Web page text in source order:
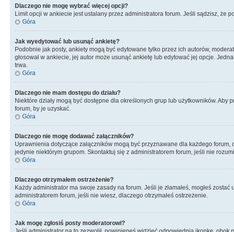
Dlaczego nie mogę wybrać więcej opcji?
Limit opcji w ankiecie jest ustalany przez administratora forum. Jeśli sądzisz, że
Góra
Jak wyedytować lub usunąć ankietę?
Podobnie jak posty, ankiety mogą być edytowane tylko przez ich autorów,
głosował w ankiecie, jej autor może usunąć ankietę lub edytować jej opcje.
trwa.
Góra
Dlaczego nie mam dostępu do działu?
Niektóre działy mogą być dostępne dla określonych grup lub użytkowników.
forum, by je uzyskać.
Góra
Dlaczego nie mogę dodawać załączników?
Uprawnienia dotyczące załączników mogą być przyznawane dla każdego
jedynie niektórym grupom. Skontaktuj się z administratorem forum, jeśli nie
Góra
Dlaczego otrzymałem ostrzeżenie?
Każdy administrator ma swoje zasady na forum. Jeśli je złamałeś, mogłeś
administratorem forum, jeśli nie wiesz, dlaczego otrzymałeś ostrzeżenie.
Góra
Jak mogę zgłosiś posty moderatorowi?